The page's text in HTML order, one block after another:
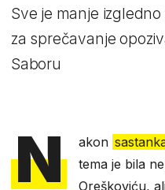
Sve je manje
za sprečavanje
Saboru
N akon
tema je bila
Oreškoviću,